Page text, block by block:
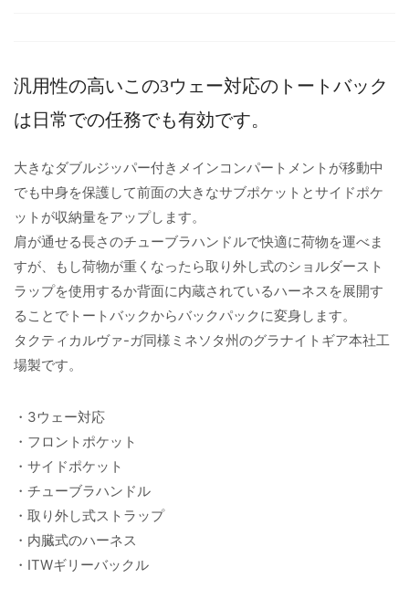
汎用性の高いこの3ウェー対応のトートバック
は日常での任務でも有効です。
大きなダブルジッパー付きメインコンパートメントが移動中
でも中身を保護して前面の大きなサブポケットとサイドポケ
ットが収納量をアップします。
肩が通せる長さのチューブラハンドルで快適に荷物を運べま
すが、もし荷物が重くなったら取り外し式のショルダースト
ラップを使用するか背面に内蔵されているハーネスを展開す
ることでトートバックからバックパックに変身します。
タクティカルヴァ-ガ同様ミネソタ州のグラナイトギア本社工
場製です。
・3ウェー対応
・フロントポケット
・サイドポケット
・チューブラハンドル
・取り外し式ストラップ
・内臓式のハーネス
・ITWギリーバックル